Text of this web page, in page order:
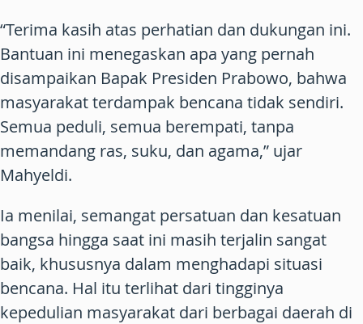
“Terima kasih atas perhatian dan dukungan ini.
Bantuan ini menegaskan apa yang pernah
disampaikan Bapak Presiden Prabowo, bahwa
masyarakat terdampak bencana tidak sendiri.
Semua peduli, semua berempati, tanpa
memandang ras, suku, dan agama,” ujar
Mahyeldi.
Ia menilai, semangat persatuan dan kesatuan
bangsa hingga saat ini masih terjalin sangat
baik, khususnya dalam menghadapi situasi
bencana. Hal itu terlihat dari tingginya
kepedulian masyarakat dari berbagai daerah di